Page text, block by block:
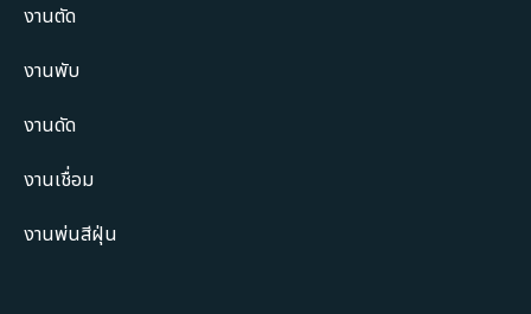
งานตัด
งานพับ
งานดัด
งานเชื่อม
งานพ่นสีฝุ่น